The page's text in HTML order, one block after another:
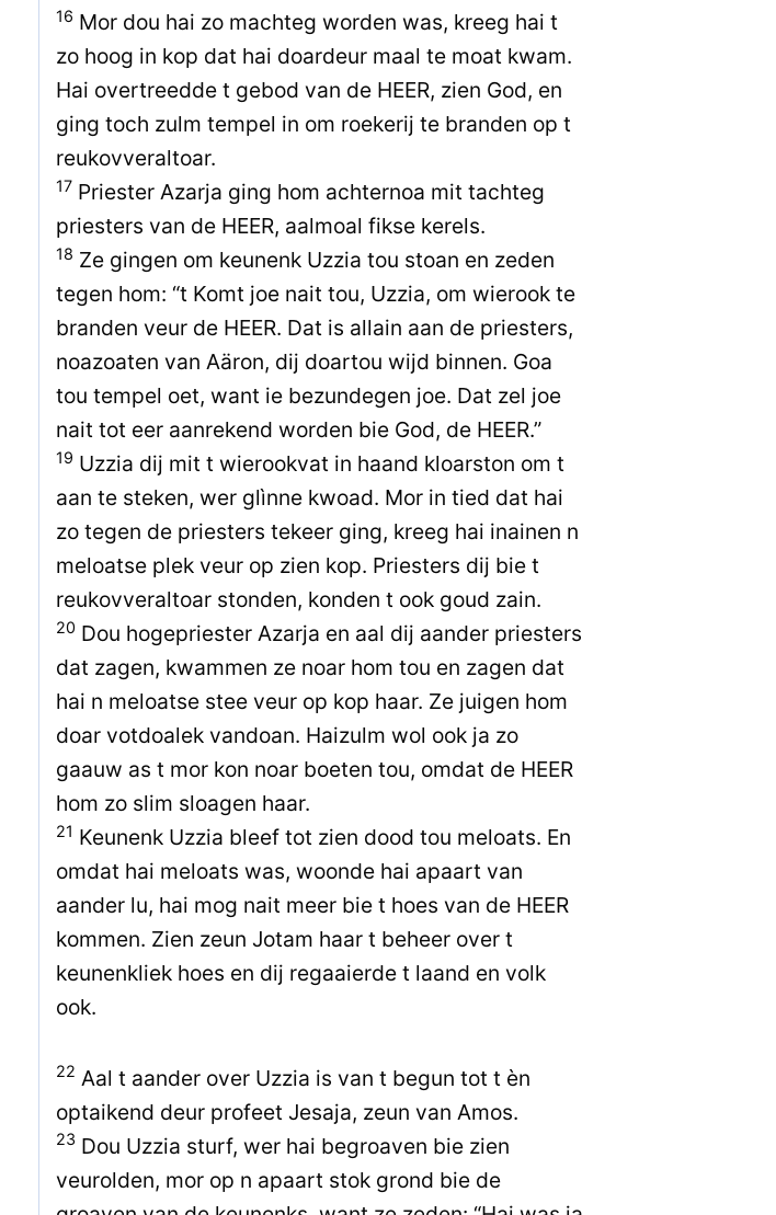
16 Mor dou hai zo machteg worden was, kreeg hai t
zo hoog in kop dat hai doardeur maal te moat kwam.
Hai overtreedde t gebod van de HEER, zien God, en
ging toch zulm tempel in om roekerij te branden op t
reukovveraltoar.
17 Priester Azarja ging hom achternoa mit tachteg
priesters van de HEER, aalmoal fikse kerels.
18 Ze gingen om keunenk Uzzia tou stoan en zeden
tegen hom: “t Komt joe nait tou, Uzzia, om wierook te
branden veur de HEER. Dat is allain aan de priesters,
noazoaten van Aäron, dij doartou wijd binnen. Goa
tou tempel oet, want ie bezundegen joe. Dat zel joe
nait tot eer aanrekend worden bie God, de HEER.”
19 Uzzia dij mit t wierookvat in haand kloarston om t
aan te steken, wer glìnne kwoad. Mor in tied dat hai
zo tegen de priesters tekeer ging, kreeg hai inainen n
meloatse plek veur op zien kop. Priesters dij bie t
reukovveraltoar stonden, konden t ook goud zain.
20 Dou hogepriester Azarja en aal dij aander priesters
dat zagen, kwammen ze noar hom tou en zagen dat
hai n meloatse stee veur op kop haar. Ze juigen hom
doar votdoalek vandoan. Haizulm wol ook ja zo
gaauw as t mor kon noar boeten tou, omdat de HEER
hom zo slim sloagen haar.
21 Keunenk Uzzia bleef tot zien dood tou meloats. En
omdat hai meloats was, woonde hai apaart van
aander lu, hai mog nait meer bie t hoes van de HEER
kommen. Zien zeun Jotam haar t beheer over t
keunenkliek hoes en dij regaaierde t laand en volk
ook.
22 Aal t aander over Uzzia is van t begun tot t èn
optaikend deur profeet Jesaja, zeun van Amos.
23 Dou Uzzia sturf, wer hai begroaven bie zien
veurolden, mor op n apaart stok grond bie de